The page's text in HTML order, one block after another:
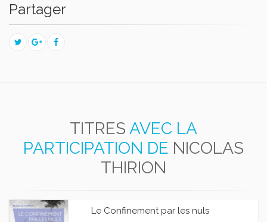
Partager
TITRES AVEC LA
PARTICIPATION DE NICOLAS
THIRION
Le Confinement par les nuls